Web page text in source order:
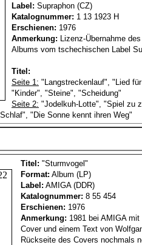
Label: Supraphon (CZ)
Katalognummer: 1 13 1923 H
Erschienen: 1976
Anmerkung: Lizenz-Übernahme
Albums vom tschechischen Label
Titel:
Seite 1: "Langstreckenlauf", "Lied
"Kinder", "Steine", "Scheidung"
Seite 2: "Jodelkuh-Lotte", "Spiel zu
"Die Sonne kennt ihren Weg"
Titel: "Sturmvogel"
Format: Album (LP)
Label: AMIGA (DDR)
Katalognummer: 8 55 454
Erschienen: 1976
Anmerkung: 1981 bei AMIGA
Cover und einem Text von
Rückseite des Covers nochmals